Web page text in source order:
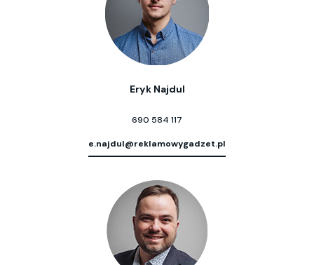
Eryk Najdul
690 584 117
e.najdul@reklamowygadzet.pl